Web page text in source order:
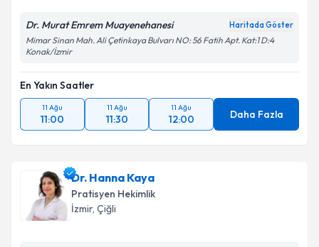
Dr. Murat Emrem Muayenehanesi Haritada Göster
Mimar Sinan Mah. Ali Çetinkaya Bulvarı NO: 56 Fatih Apt. Kat:1 D:4
Konak/İzmir
En Yakın Saatler
11 Ağu
11:00
11 Ağu
11:30
11 Ağu
12:00 Daha Fazla
Dr. Hanna Kaya
Pratisyen Hekimlik
İzmir, Çiğli